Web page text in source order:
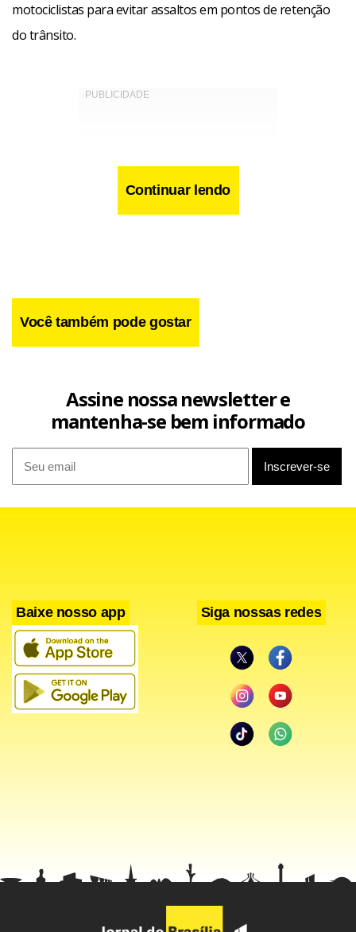
motociclistas para evitar assaltos em pontos de retenção
do trânsito.
(GAM) e o Batalhão de Operações Policiais Especiais (Bope)
Defesa Civil.
Facebook
WhatsApp
LinkedIn
Twitter
X Telegram
Share
Continuar lendo
Você também pode gostar
Assine nossa newsletter e
mantenha-se bem informado
Baixe nosso app Siga nossas redes